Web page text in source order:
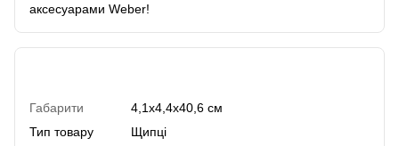
аксесуарами Weber!
Габарити
4,1х4,4х40,6 см
Тип товару
Щипці